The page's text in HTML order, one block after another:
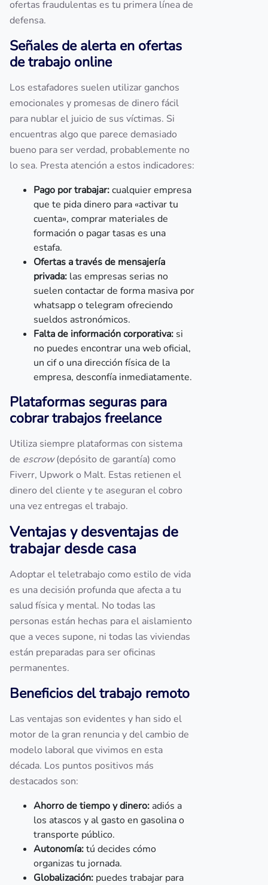
ofertas fraudulentas es tu primera línea de
defensa.
Señales de alerta en ofertas
de trabajo online
Los estafadores suelen utilizar ganchos
emocionales y promesas de dinero fácil
para nublar el juicio de sus víctimas. Si
encuentras algo que parece demasiado
bueno para ser verdad, probablemente no
lo sea. Presta atención a estos indicadores:
Pago por trabajar:cualquier empresa
que te pida dinero para «activar tu
cuenta», comprar materiales de
formación o pagar tasas es una
estafa.
Ofertas a través de mensajería
privada: las empresas serias no
suelen contactar de forma masiva por
whatsapp o telegram ofreciendo
sueldos astronómicos.
Falta de información corporativa: si
no puedes encontrar una web oficial,
un cif o una dirección física de la
empresa, desconfía inmediatamente.
Plataformas seguras para
cobrar trabajos freelance
Utiliza siempre plataformas con sistema
de escrow(depósito de garantía) como
Fiverr, Upwork o Malt. Estas retienen el
dinero del cliente y te aseguran el cobro
una vez entregas el trabajo.
Ventajas y desventajas de
trabajar desde casa
Adoptar el teletrabajo como estilo de vida
es una decisión profunda que afecta a tu
salud física y mental. No todas las
personas están hechas para el aislamiento
que a veces supone, ni todas las viviendas
están preparadas para ser oficinas
permanentes.
Beneficios del trabajo remoto
Las ventajas son evidentes y han sido el
motor de la gran renuncia y del cambio de
modelo laboral que vivimos en esta
década. Los puntos positivos más
destacados son:
Ahorro de tiempo y dinero: adiós a
los atascos y al gasto en gasolina o
transporte público.
Autonomía:tú decides cómo
organizas tu jornada.
Globalización: puedes trabajar para